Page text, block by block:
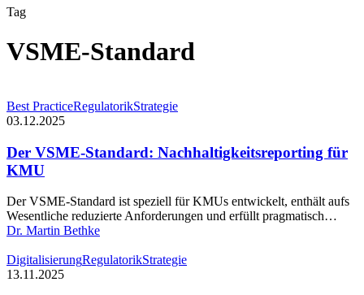
Tag
VSME-Standard
Der
VSME-
Nachhaltigkeitsreporting
für
KMU
Best PracticeRegulatorikStrategie
03.12.2025
Der VSME-Standard: Nachhaltigkeitsreporting für
KMU
Der VSME-Standard ist speziell für KMUs entwickelt, enthält aufs
Wesentliche reduzierte Anforderungen und erfüllt pragmatisch…
Dr. Martin Bethke
In
vier
DigitalisierungRegulatorikStrategie
13.11.2025